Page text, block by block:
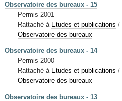
Renseignements urbanistiques
Observatoire des bureaux - 15
Permis 2001
Rattaché à Etudes et publications /
Observatoire des bureaux
Observatoire des bureaux - 14
Permis 2000
Rattaché à Etudes et publications /
Observatoire des bureaux
Observatoire des bureaux - 13